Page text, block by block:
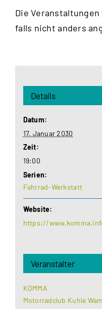
Die
falls nicht anders
Details
Datum:
17. Januar 2030
Zeit:
19:00
Serien:
Fahrrad-Werkstatt
Website:
https://
Veranstalter
KOMMA
Motorradclub Kuhle